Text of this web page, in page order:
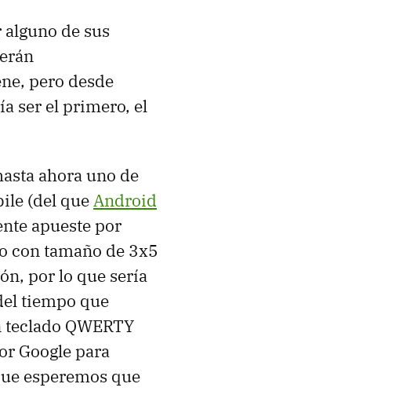
de sus
pero desde
ser el primero, el
ahora uno de
(del queAndroid
apueste por
con tamaño de 3x5
por lo que sería
tiempo que
QWERTY
Google para
esperemos que